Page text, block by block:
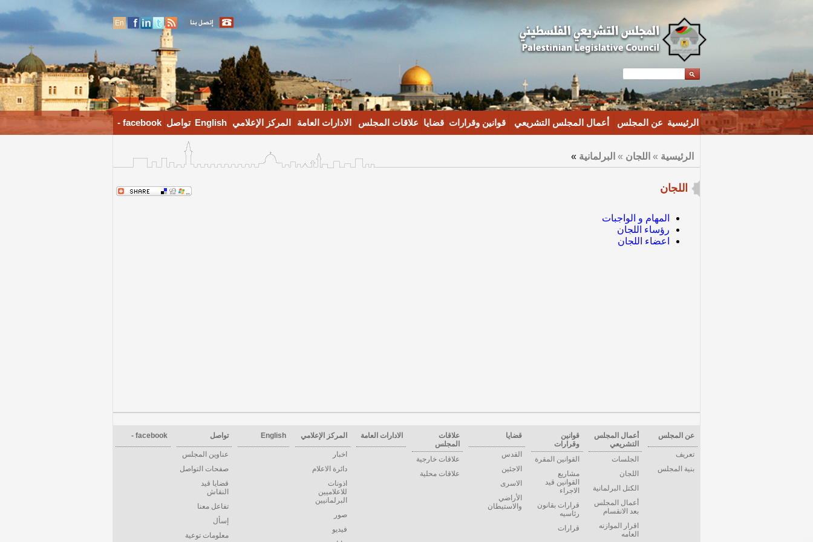
En
الرئيسية عن المجلس أعمال المجلس التشريعي قوانين وقرارات قضايا علاقات المجلس الادارات العامة المركز الإعلامي English تواصل facebook -
الرئيسية » اللجان » البرلمانية »
اللجان
المهام و الواجبات
رؤساء اللجان
اعضاء اللجان
عن المجلس
تعريف
بنية المجلس
أعمال المجلس
التشريعي
الجلسات
اللجان
الكتل البرلمانية
أعمال المجلس
بعد الانقسام
اقرار الموازنه
العامه
قوانين
وقرارات
القوانين المقرة
مشاريع
القوانين قيد
الاجراء
قرارات بقانون
رئاسيه
قرارات
قضايا
القدس
الاجئين
الاسرى
الأراضي
والاستيطان
علاقات
المجلس
علاقات خارجية
علاقات محلية
الادارات العامة المركز الإعلامي
اخبار
دائرة الاعلام
اذونات
للاعلاميين
البرلمانيين
صور
فيديو
English تواصل
عناوين المجلس
صفحات التواصل
قضايا قيد
النقاش
تفاعل معنا
إسأل
معلومات توعية
facebook -